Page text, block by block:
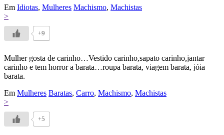
Em Idiotas, Mulheres Machismo, Machistas
>
+9
Mulher gosta de carinho…Vestido carinho,sapato carinho,jantar
carinho e tem horror a barata…roupa barata, viagem barata, jóia
barata.
Em Mulheres Baratas, Carro, Machismo, Machistas
>
+5